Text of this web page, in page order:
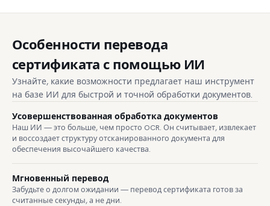
Особенности перевода
сертификата с помощью ИИ
Узнайте, какие возможности предлагает наш инструмент
на базе ИИ для быстрой и точной обработки документов.
Усовершенствованная обработка документов
Наш ИИ — это больше, чем просто OCR. Он считывает, извлекает
и воссоздает структуру отсканированного документа для
обеспечения высочайшего качества.
Мгновенный перевод
Забудьте о долгом ожидании — перевод сертификата готов за
считанные секунды, а не дни.